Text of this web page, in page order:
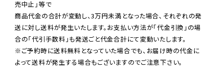
売中止」等で
商品代金の合計が変動し、3万円未満となった場合、それぞれの発
送に対し送料が発生いたします。お支払い方法が「代金引換」の場
※ご予約時に送料無料となっていた場合でも、お届け時の代金に
よって送料が発生する場合もございますのでご注意下さい。